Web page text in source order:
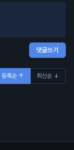
댓글쓰기
등록순 ↑ 최신순 ↓